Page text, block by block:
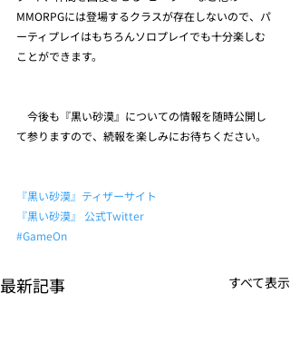
MMORPGには登場するクラスが存在しないので、パ
ーティプレイはもちろんソロプレイでも十分楽しむ
ことができます。
今後も『黒い砂漠』についての情報を随時公開し
て参りますので、続報を楽しみにお待ちください。
『黒い砂漠』ティザーサイト
『黒い砂漠』 公式Twitter
#GameOn
最新記事 すべて表示